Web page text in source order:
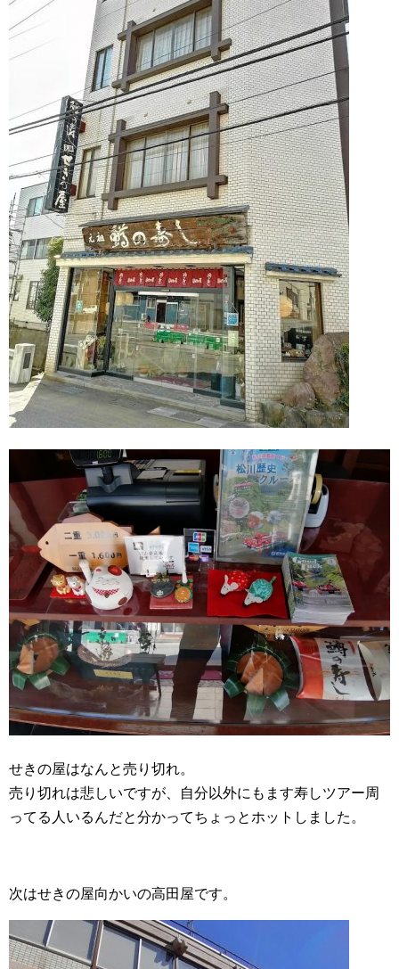
せきの屋はなんと売り切れ。
売り切れは悲しいですが、自分以外にもます寿しツアー周
ってる人いるんだと分かってちょっとホットしました。
次はせきの屋向かいの高田屋です。